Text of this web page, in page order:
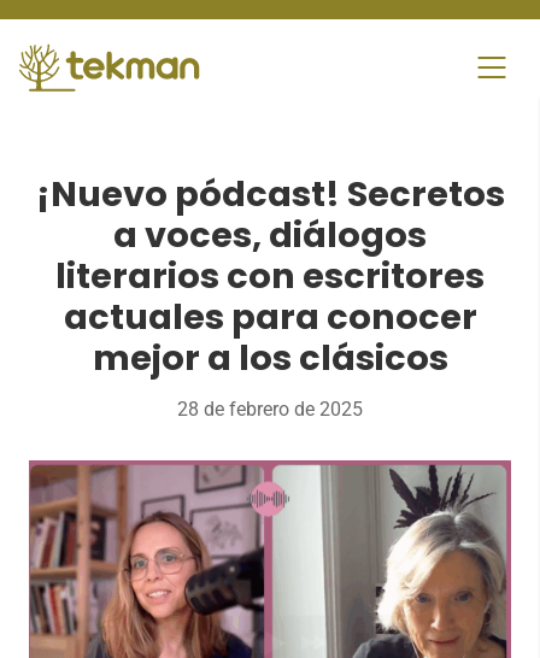
content
¡Nuevo pódcast! Secretos
a voces, diálogos
literarios con escritores
actuales para conocer
mejor a los clásicos
28 de febrero de 2025